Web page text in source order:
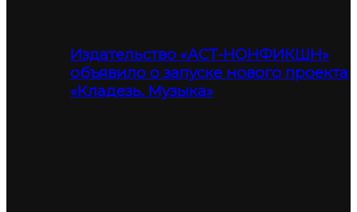
Издательство «АСТ-НОНФИКШН»
объявило о запуске нового проекта
«Кладезь. Музыка»